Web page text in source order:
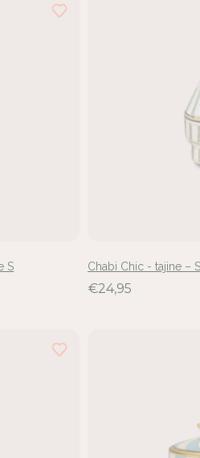
S Chabi Chic - tajine –
€24,95